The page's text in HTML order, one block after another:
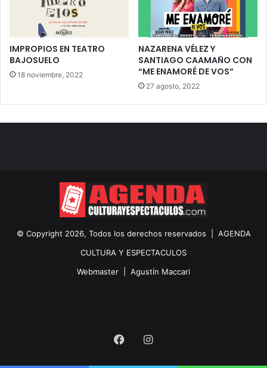
IMPROPIOS EN TEATRO
BAJOSUELO
18 noviembre, 2022
NAZARENA VÉLEZ Y
SANTIAGO CAAMAÑO CON
“ME ENAMORÉ DE VOS”
27 agosto, 2022
© Copyright 2026, Todos los derechos reservados | AGENDA
CULTURA Y ESPECTACULOS
Webmaster | Agustín Maccari